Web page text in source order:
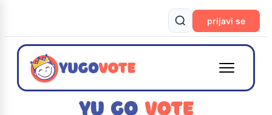
prijavi se